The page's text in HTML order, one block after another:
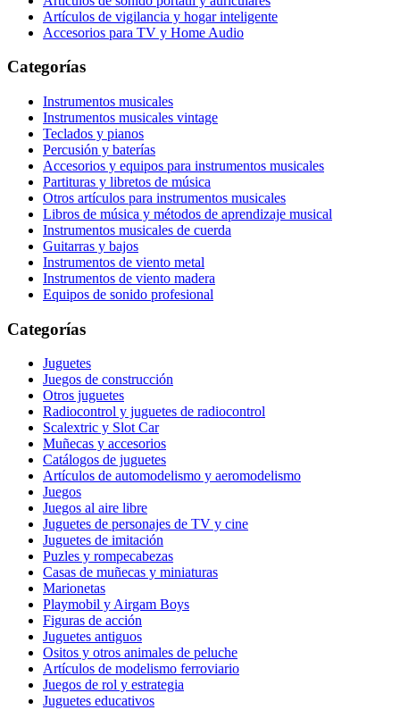
Artículos de vigilancia y hogar inteligente
Accesorios para TV y Home Audio
Categorías
Instrumentos musicales
Instrumentos musicales vintage
Teclados y pianos
Percusión y baterías
Accesorios y equipos para instrumentos musicales
Partituras y libretos de música
Otros artículos para instrumentos musicales
Libros de música y métodos de aprendizaje musical
Instrumentos musicales de cuerda
Guitarras y bajos
Instrumentos de viento metal
Instrumentos de viento madera
Equipos de sonido profesional
Categorías
Juguetes
Juegos de construcción
Otros juguetes
Radiocontrol y juguetes de radiocontrol
Scalextric y Slot Car
Muñecas y accesorios
Catálogos de juguetes
Artículos de automodelismo y aeromodelismo
Juegos
Juegos al aire libre
Juguetes de personajes de TV y cine
Juguetes de imitación
Puzles y rompecabezas
Casas de muñecas y miniaturas
Marionetas
Playmobil y Airgam Boys
Figuras de acción
Juguetes antiguos
Ositos y otros animales de peluche
Artículos de modelismo ferroviario
Juegos de rol y estrategia
Juguetes educativos